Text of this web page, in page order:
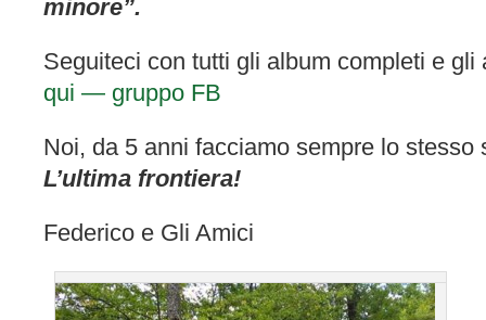
minore”.
Seguiteci con tutti gli album completi e gli
qui — gruppo FB
Noi, da 5 anni facciamo sempre lo stesso
L’ultima frontiera!
Federico e Gli Amici